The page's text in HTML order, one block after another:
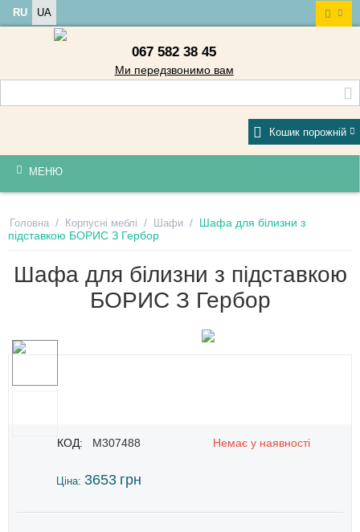
RU UA
067 582 38 45
Ми передзвонимо вам
Кошик порожній
МЕНЮ
Головна / Корпусні меблі / Шафи / Шафа для білизни з
підставкою БОРИС З Гербор
Шафа для білизни з підставкою
БОРИС З Гербор
КОД: M307488 Немає у наявності
Ціна: 3653 грн